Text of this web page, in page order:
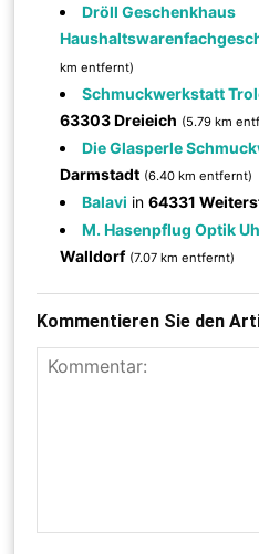
Dröll Geschenkhaus
km entfernt)
Schmuckwerkstatt
63303 Dreieich (5.79 km
Die Glasperle
Darmstadt (6.40 km entfernt)
Balavi in64331
M. Hasenpflug Optik
Walldorf (7.07 km entfernt)
Kommentieren Sie den